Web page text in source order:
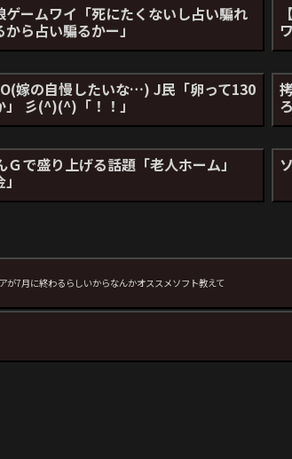
ゲームワイ「死にたくないし占い騙れ
ら占い騙るかー」
嫁の自慢したいな…) J民「卵って130
」 彡(^)(^)「！！」
で盛り上げる話題「老人ホーム」
が7月に終わるらしいからなんかオススメソフト教えて